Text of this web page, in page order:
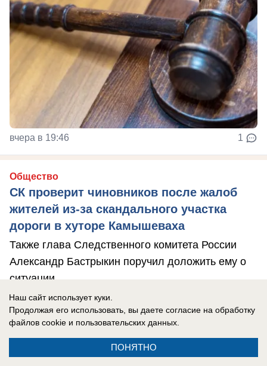
вчера в 19:46 1
Общество
СК проверит чиновников после жалоб
жителей из-за скандального участка
дороги в хуторе Камышеваха
Также глава Следственного комитета России
Александр Бастрыкин поручил доложить ему о
ситуации
Наш сайт использует куки.
Продолжая его использовать, вы даете согласие на обработку
файлов cookie и пользовательских данных.
ПОНЯТНО